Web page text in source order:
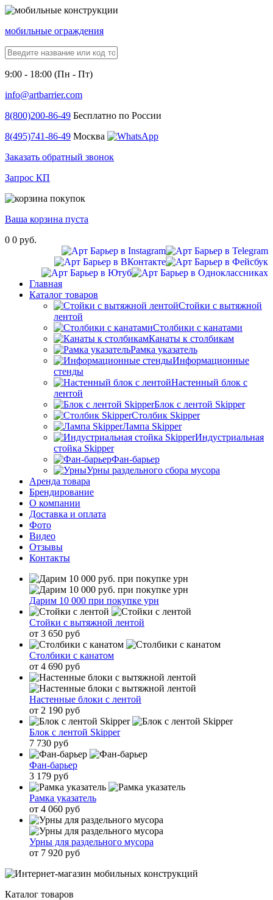
мобильные ограждения
9:00 - 18:00 (Пн - Пт)
info@artbarrier.com
8(800)200-86-49 Бесплатно по России
8(495)741-86-49 Москва
Заказать обратный звонок
Запрос КП
Ваша корзина пуста
0 0 руб.
Главная
Каталог товаров
Стойки с вытяжной
лентой
Столбики с канатами
Канаты к столбикам
Рамка указатель
Информационные
стенды
Настенный блок с
лентой
Блок с лентой Skipper
Столбик Skipper
Лампа Skipper
Индустриальная
стойка Skipper
Фан-барьер
Урны раздельного сбора мусора
Аренда товара
Брендирование
О компании
Доставка и оплата
Фото
Видео
Отзывы
Контакты
Дарим 10 000 при покупке урн
Стойки с вытяжной лентой
от 3 650 руб
Столбики с канатом
от 4 690 руб
Настенные блоки с лентой
от 2 190 руб
Блок с лентой Skipper
7 730 руб
Фан-барьер
3 179 руб
Рамка указатель
от 4 060 руб
Урны для раздельного мусора
от 7 920 руб
Каталог товаров